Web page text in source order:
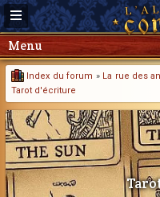
Menu
Index du forum » La rue des
Tarot d'écriture